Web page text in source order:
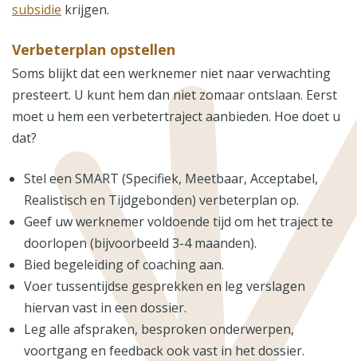
subsidie krijgen.
Verbeterplan opstellen
Soms blijkt dat een werknemer niet naar verwachting
presteert. U kunt hem dan niet zomaar ontslaan. Eerst
moet u hem een verbetertraject aanbieden. Hoe doet u
dat?
Stel een SMART (Specifiek, Meetbaar, Acceptabel,
Realistisch en Tijdgebonden) verbeterplan op.
Geef uw werknemer voldoende tijd om het traject te
doorlopen (bijvoorbeeld 3-4 maanden).
Bied begeleiding of coaching aan.
Voer tussentijdse gesprekken en leg verslagen
hiervan vast in een dossier.
Leg alle afspraken, besproken onderwerpen,
voortgang en feedback ook vast in het dossier.